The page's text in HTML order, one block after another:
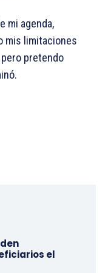
mi agenda,
mis limitaciones
pretendo
el